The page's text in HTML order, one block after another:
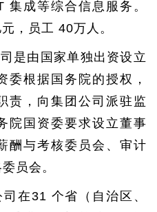
集成等综合信息服务。
，员工 40万人。
是由国家单独出资设立
委根据国务院的授权，
责，向集团公司派驻监
院国资委要求设立董事
酬与考核委员会、审计
员会。
在31 个省（自治区、